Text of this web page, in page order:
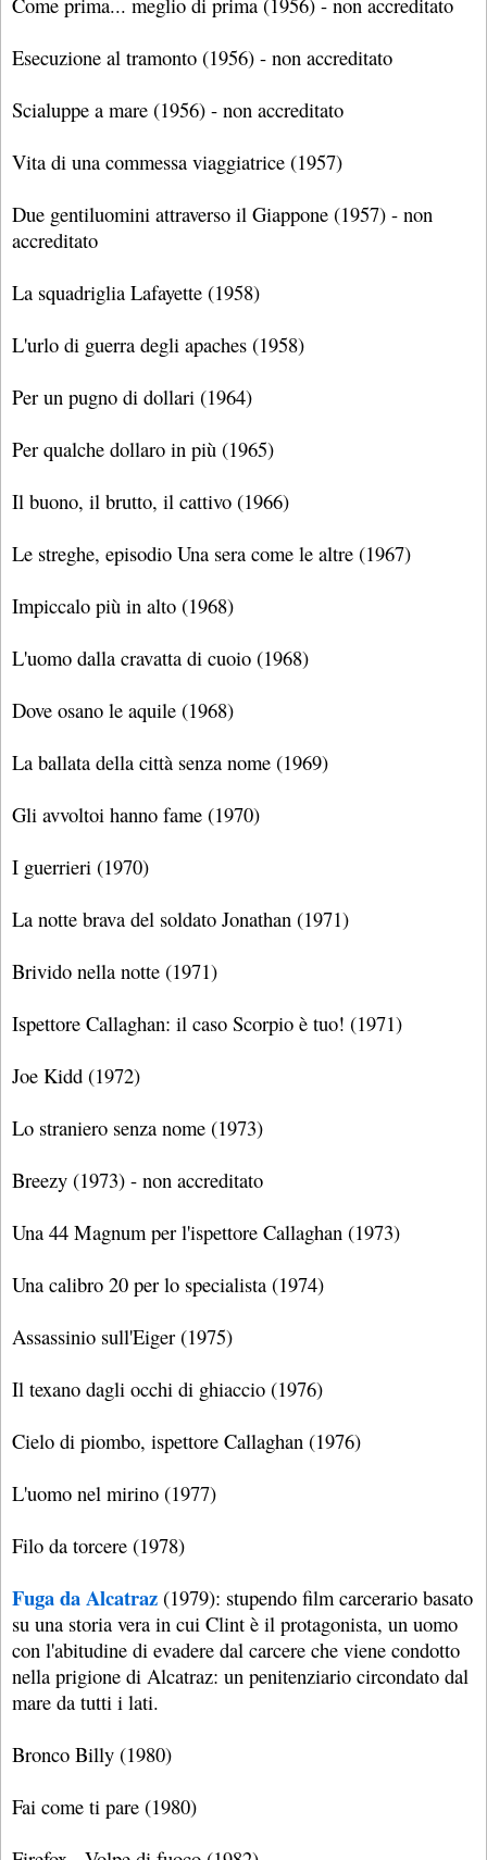
Esecuzione al tramonto (1956) - non accreditato
Scialuppe a mare (1956) - non accreditato
Vita di una commessa viaggiatrice (1957)
Due gentiluomini attraverso il Giappone (1957) - non
accreditato
La squadriglia Lafayette (1958)
L'urlo di guerra degli apaches (1958)
Per un pugno di dollari (1964)
Per qualche dollaro in più (1965)
Il buono, il brutto, il cattivo (1966)
Le streghe, episodio Una sera come le altre (1967)
Impiccalo più in alto (1968)
L'uomo dalla cravatta di cuoio (1968)
Dove osano le aquile (1968)
La ballata della città senza nome (1969)
Gli avvoltoi hanno fame (1970)
I guerrieri (1970)
La notte brava del soldato Jonathan (1971)
Brivido nella notte (1971)
Ispettore Callaghan: il caso Scorpio è tuo! (1971)
Joe Kidd (1972)
Lo straniero senza nome (1973)
Breezy (1973) - non accreditato
Una 44 Magnum per l'ispettore Callaghan (1973)
Una calibro 20 per lo specialista (1974)
Assassinio sull'Eiger (1975)
Il texano dagli occhi di ghiaccio (1976)
Cielo di piombo, ispettore Callaghan (1976)
L'uomo nel mirino (1977)
Filo da torcere (1978)
Fuga da Alcatraz (1979): stupendo film carcerario basato
su una storia vera in cui Clint è il protagonista, un uomo
con l'abitudine di evadere dal carcere che viene condotto
nella prigione di Alcatraz: un penitenziario circondato dal
mare da tutti i lati.
Bronco Billy (1980)
Fai come ti pare (1980)